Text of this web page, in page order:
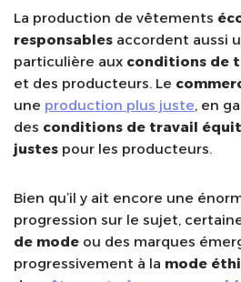
La production de vêtements
responsables accordent aussi
particulière aux conditions de
et des producteurs. Le
une production plus juste, en
des conditions de travail
justes pour les producteurs.
Bien qu’il y ait encore une
progression sur le sujet,
de mode ou des marques
progressivement à la mode